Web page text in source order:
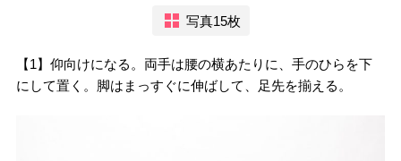
写真15枚
【1】仰向けになる。両手は腰の横あたりに、手のひらを下
にして置く。脚はまっすぐに伸ばして、足先を揃える。